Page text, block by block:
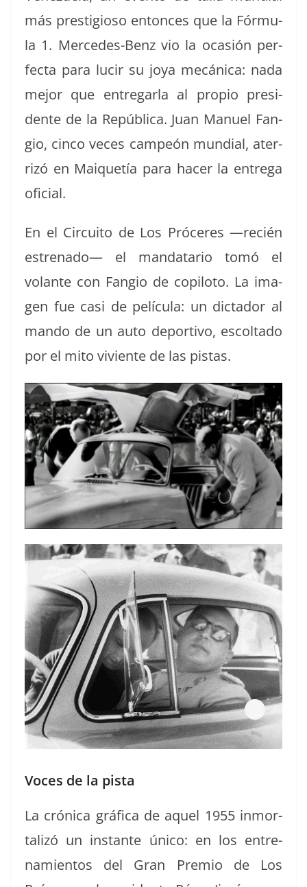
más pres­ti­gioso entonces que la Fór­mu­
la 1. Mer­cedes-Benz vio la ocasión per­
fec­ta para lucir su joya mecáni­ca: nada
mejor que entre­gar­la al pro­pio pres­i­
dente de la Repúbli­ca. Juan Manuel Fan­
gio, cin­co veces campeón mundi­al, ater­
rizó en Mai­quetía para hac­er la entre­ga
oficial.
En el Cir­cuito de Los Próceres —recién
estre­na­do— el man­datario tomó el
volante con Fan­gio de copi­lo­to. La ima­
gen fue casi de pelícu­la: un dic­ta­dor al
man­do de un auto deporti­vo, escolta­do
por el mito viviente de las pistas.
Voces de la pista
La cróni­ca grá­fi­ca de aquel 1955 inmor­
tal­izó un instante úni­co: en los entre­
namien­tos del Gran Pre­mio de Los